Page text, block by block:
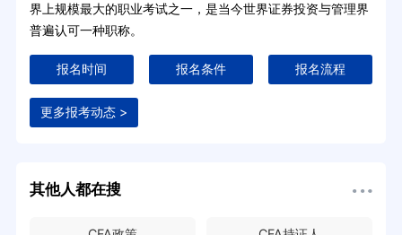
界上规模最大的职业考试之一，是当今世界证券投资与管理界
普遍认可一种职称。
报名时间 报名条件 报名流程
更多报考动态 >
其他人都在搜